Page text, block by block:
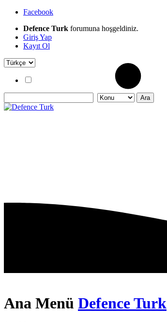
Facebook
Defence Turk forumuna hoşgeldiniz.
Giriş Yap
Kayıt Ol
Ana Menü Defence Turk